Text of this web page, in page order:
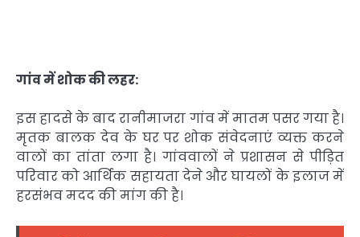
गांव में शोक की लहर:
इस हादसे के बाद रानीमाजरा गांव में मातम पसर गया है।
मृतक बालक देव के घर पर शोक संवेदनाएं व्यक्त करने
वालों का तांता लगा है। गांववालों ने प्रशासन से पीड़ित
परिवार को आर्थिक सहायता देने और घायलों के इलाज में
हरसंभव मदद की मांग की है।